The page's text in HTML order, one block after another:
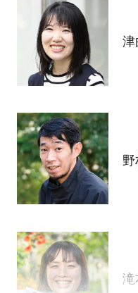
津
野
滝